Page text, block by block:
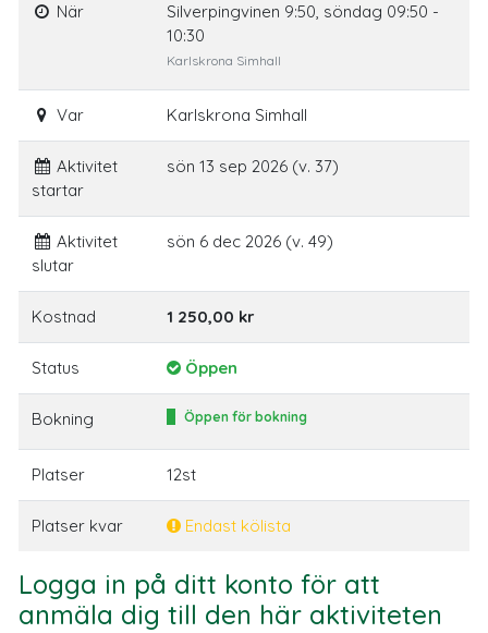
När
Silverpingvinen 9:50, söndag 09:50 -
10:30
Karlskrona Simhall
Var Karlskrona Simhall
Aktivitet
startar
sön 13 sep 2026 (v. 37)
Aktivitet
slutar
sön 6 dec 2026 (v. 49)
Kostnad 1 250,00 kr
Status Öppen
Bokning Öppen för bokning
Platser 12st
Platser kvar Endast kölista
Logga in på ditt konto för att
anmäla dig till den här aktiviteten